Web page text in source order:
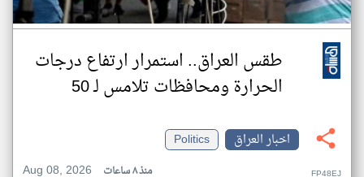
طقس العراق.. استمرار ارتفاع درجات
الحرارة ومحافظات تلامس لـ 50
اخبار العراق
Politics
Aug 08, 2026
منذ ٨ ساعات